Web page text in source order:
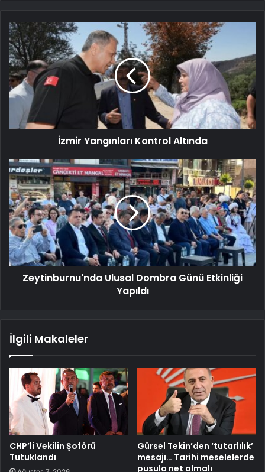
İzmir Yangınları Kontrol Altında
Zeytinburnu'nda Ulusal Dombra Günü Etkinliği
Yapıldı
İlgili Makaleler
CHP’li Vekilin Şoförü
Tutuklandı
Gürsel Tekin’den ‘tutarlılık’
mesajı… Tarihi meselelerde
pusula net olmalı